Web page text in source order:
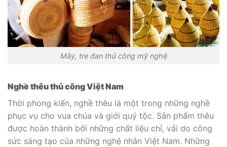
Mây, tre đan thủ công mỹ nghệ
Nghề thêu thủ công Việt Nam
Thời phong kiến, nghề thêu là một trong những nghề
phục vụ cho vua chúa và giới quý tộc. Sản phẩm thêu
được hoàn thành bởi những chất liệu chỉ, vải do công
sức sáng tạo của những nghệ nhân Việt Nam. Những